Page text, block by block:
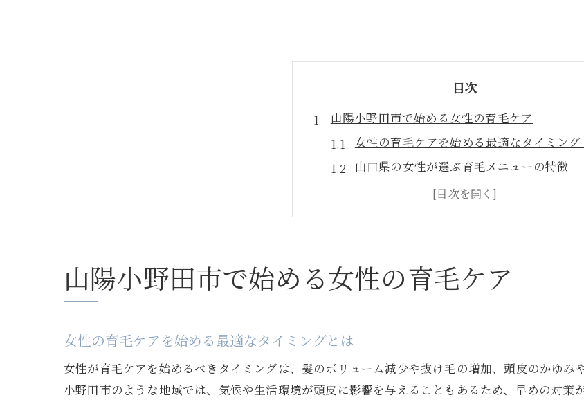
目次
山陽小野田市で始める女性の育毛ケア
女性の育毛ケアを始める最適なタイミング
山口県の女性が選ぶ育毛メニューの特徴
薄毛や頭皮の悩みに向き合うサロン活用法
頭皮ケアと育毛を両立できる相談先の選び
悩みに寄り添う頭皮改善術を女性目線で解説
女性の育毛と頭皮改善は何が違うのか
女性に多い頭皮トラブルの原因と対策法
髪のボリューム回復にはどんな育毛法が効果的
山陽小野田市で始める女性の育毛ケア
女性の育毛ケアを始める最適なタイミングとは
女性が育毛ケアを始めるべきタイミングは、髪のボリューム減少や抜け毛の増加、頭皮のかゆ
小野田市のような地域では、気候や生活環境が頭皮に影響を与えることもあるため、早めの対策が